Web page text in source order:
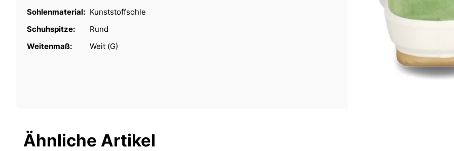
Sohlenmaterial: Kunststoffsohle
Schuhspitze:
Rund
Weitenmaß:
Weit (G)
Ähnliche Artikel